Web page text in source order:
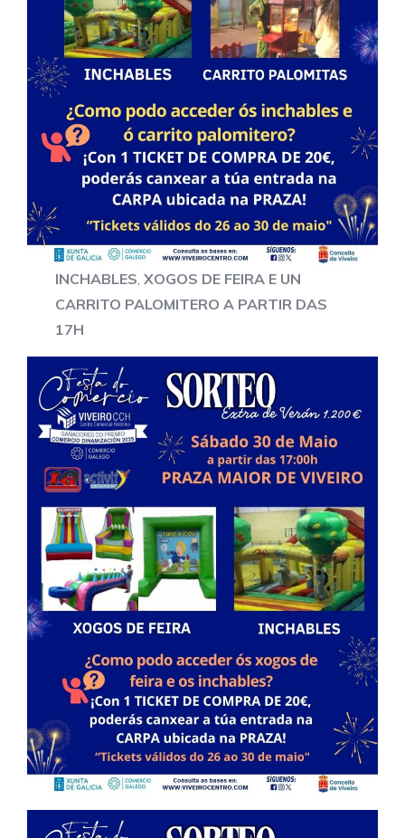
INCHABLES,XOGOS DE FEIRA E UN
CARRITO PALOMITERO A PARTIR DAS
17H